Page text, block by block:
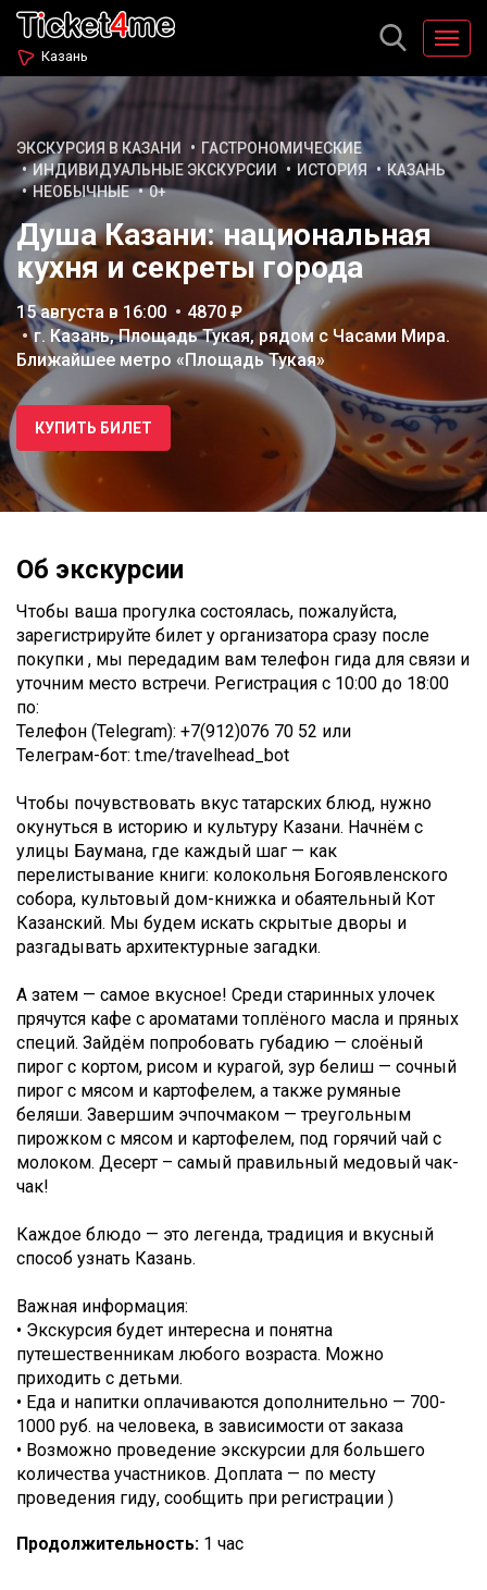
Казань
ЭКСКУРСИЯ В КАЗАНИ
ГАСТРОНОМИЧЕСКИЕ
ИНДИВИДУАЛЬНЫЕ ЭКСКУРСИИ
ИСТОРИЯ
КАЗАНЬ
НЕОБЫЧНЫЕ
0+
Душа Казани: национальная
кухня и секреты города
15 августа в 16:00
4870 ₽
г. Казань, Площадь Тукая, рядом с Часами Мира.
Ближайшее метро «Площадь Тукая»
КУПИТЬ БИЛЕТ
Об экскурсии
Чтобы ваша прогулка состоялась, пожалуйста,
зарегистрируйте билет у организатора сразу после
покупки , мы передадим вам телефон гида для связи и
уточним место встречи. Регистрация с 10:00 до 18:00
по:
Телефон (Telegram): +7(912)076 70 52 или
Телеграм-бот: t.me/travelhead_bot
Чтобы почувствовать вкус татарских блюд, нужно
окунуться в историю и культуру Казани. Начнём с
улицы Баумана, где каждый шаг — как
перелистывание книги: колокольня Богоявленского
собора, культовый дом-книжка и обаятельный Кот
Казанский. Мы будем искать скрытые дворы и
разгадывать архитектурные загадки.
А затем — самое вкусное! Среди старинных улочек
прячутся кафе с ароматами топлёного масла и пряных
специй. Зайдём попробовать губадию — слоёный
пирог с кортом, рисом и курагой, зур белиш — сочный
пирог с мясом и картофелем, а также румяные
беляши. Завершим эчпочмаком — треугольным
пирожком с мясом и картофелем, под горячий чай с
молоком. Десерт – самый правильный медовый чак-
чак!
Каждое блюдо — это легенда, традиция и вкусный
способ узнать Казань.
Важная информация:
• Экскурсия будет интересна и понятна
путешественникам любого возраста. Можно
приходить с детьми.
• Еда и напитки оплачиваются дополнительно — 700-
1000 руб. на человека, в зависимости от заказа
• Возможно проведение экскурсии для большего
количества участников. Доплата — по месту
проведения гиду, сообщить при регистрации )
Продолжительность: 1 час